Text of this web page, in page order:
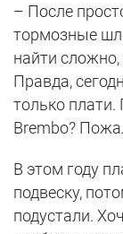
– После
тормозные
найти сложно,
Правда,
только
Brembo?
В этом году
подвеску,
подустали.